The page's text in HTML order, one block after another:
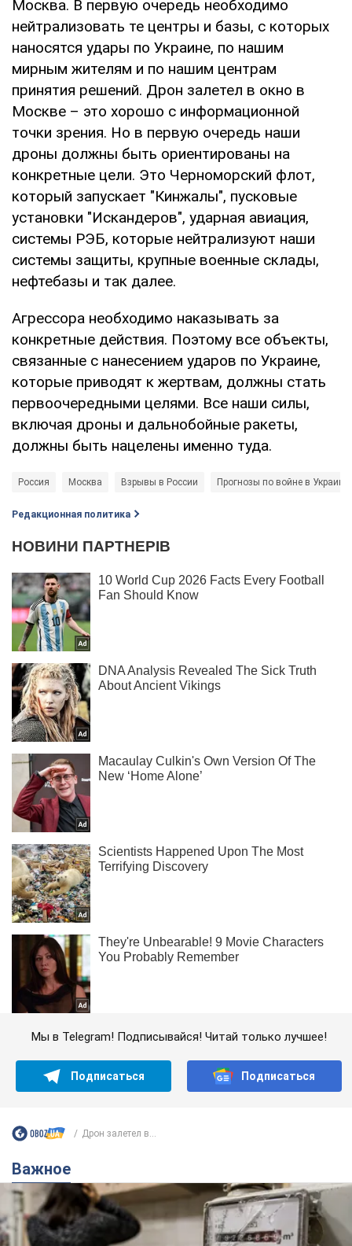
Москва. В первую очередь необходимо
нейтрализовать те центры и базы, с которых
наносятся удары по Украине, по нашим
мирным жителям и по нашим центрам
принятия решений. Дрон залетел в окно в
Москве – это хорошо с информационной
точки зрения. Но в первую очередь наши
дроны должны быть ориентированы на
конкретные цели. Это Черноморский флот,
который запускает "Кинжалы", пусковые
установки "Искандеров", ударная авиация,
системы РЭБ, которые нейтрализуют наши
системы защиты, крупные военные склады,
нефтебазы и так далее.
Агрессора необходимо наказывать за
конкретные действия. Поэтому все объекты,
связанные с нанесением ударов по Украине,
которые приводят к жертвам, должны стать
первоочередными целями. Все наши силы,
включая дроны и дальнобойные ракеты,
должны быть нацелены именно туда.
Россия Москва Взрывы в России Прогнозы по войне в Украине
Редакционная политика
Мы в Telegram! Подписывайся! Читай только лучшее!
Подписаться Подписаться
Дрон залетел в...
Важное